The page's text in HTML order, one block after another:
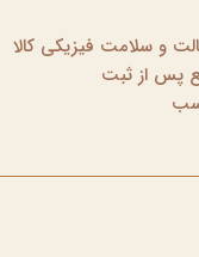
و سلامت فیزیکی کالا
پس از ثبت